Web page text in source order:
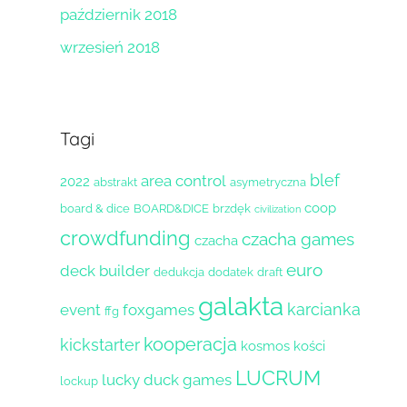
październik 2018
wrzesień 2018
Tagi
2022 abstrakt area control asymetryczna blef
board & dice BOARD&DICE brzdęk civilization coop
crowdfunding czacha czacha games
deck builder dedukcja dodatek draft euro
event ffg foxgames galakta karcianka
kickstarter kooperacja kosmos kości
lockup lucky duck games LUCRUM